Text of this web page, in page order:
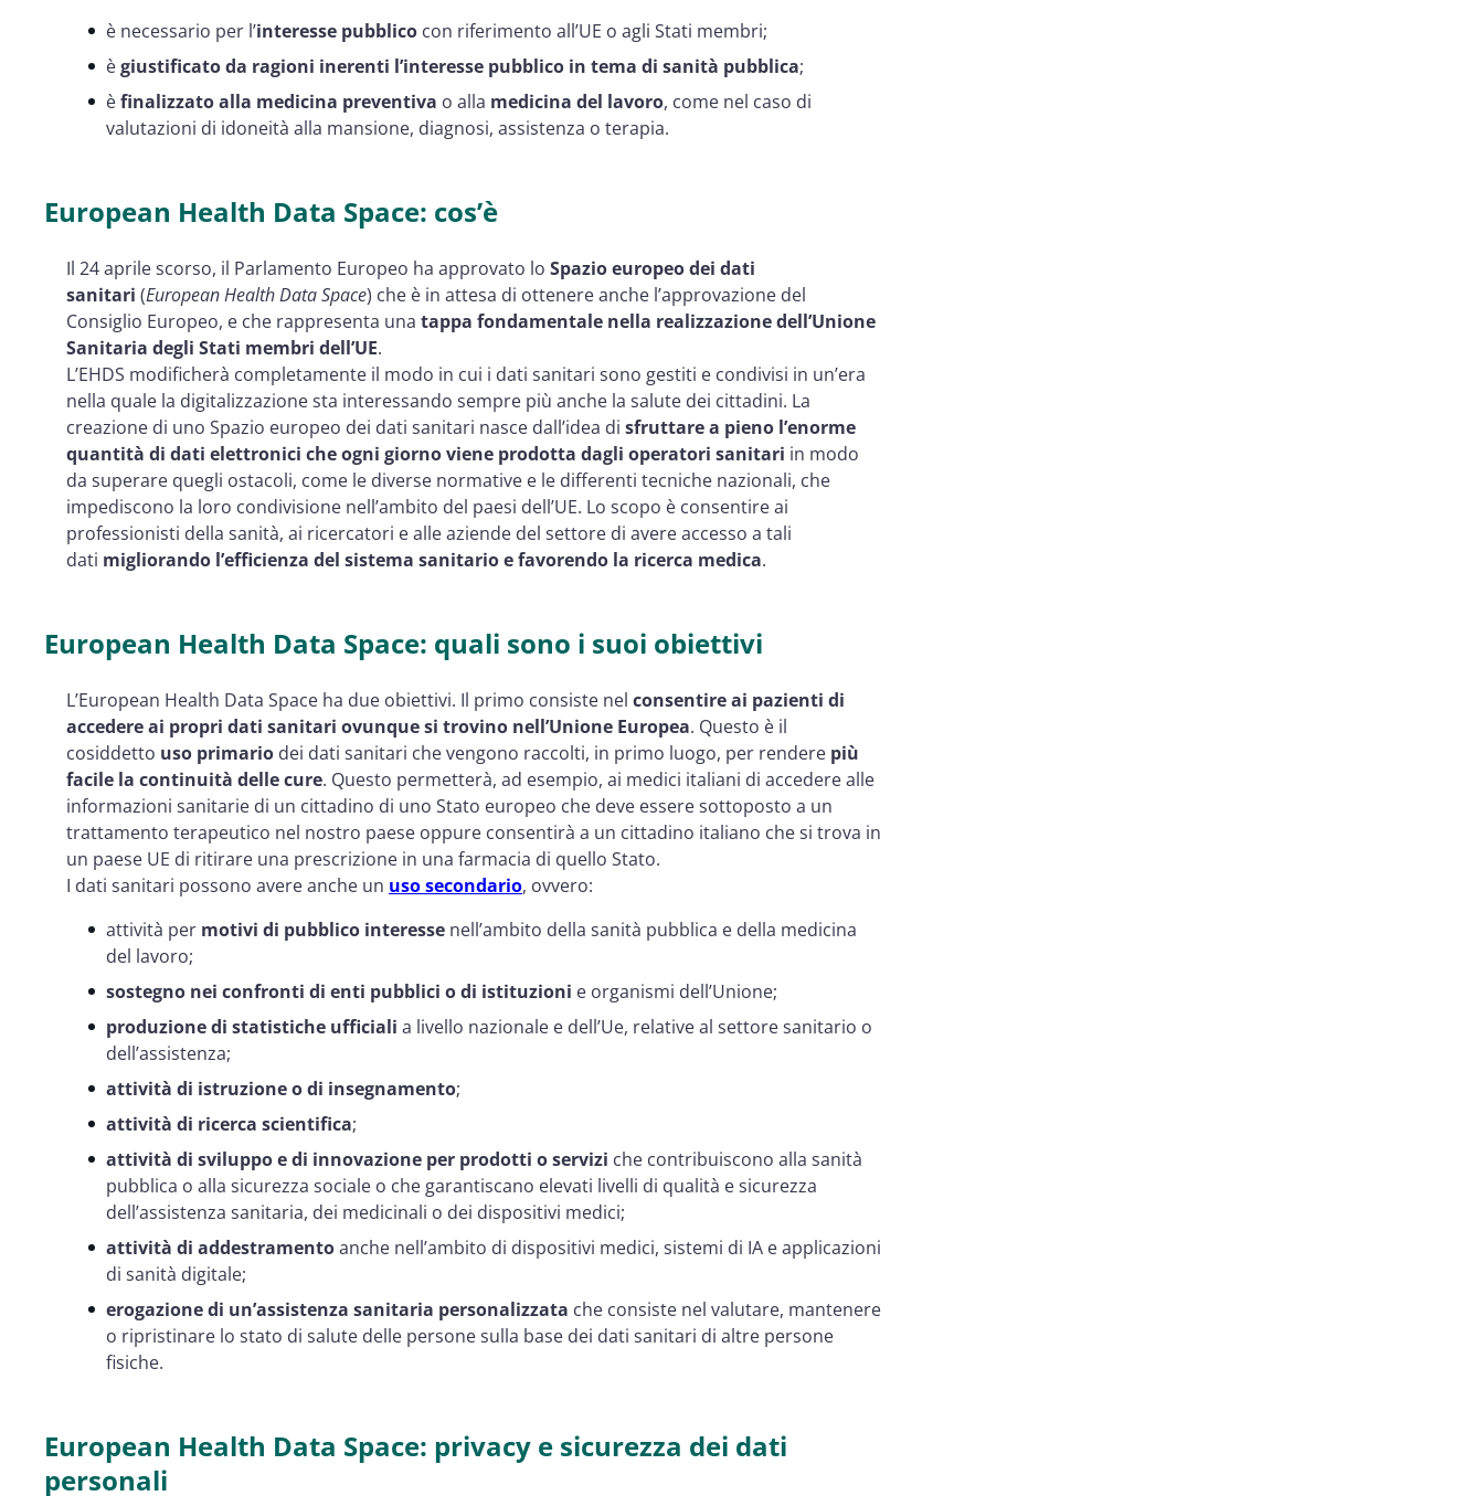
è necessario per l’interesse pubblico con riferimento all’UE o agli Stati membri;
ègiustificato da ragioni inerenti l’interesse pubblico in tema di sanità pubblica;
èfinalizzato alla medicina preventiva o alla medicina del lavoro, come nel caso di
valutazioni di idoneità alla mansione, diagnosi, assistenza o terapia.
European Health Data Space: cos’è
Il 24 aprile scorso, il Parlamento Europeo ha approvato lo Spazio europeo dei dati
sanitari (European Health Data Space) che è in attesa di ottenere anche l’approvazione del
Consiglio Europeo, e che rappresenta una tappa fondamentale nella realizzazione dell’Unione
Sanitaria degli Stati membri dell’UE.
L’EHDS modificherà completamente il modo in cui i dati sanitari sono gestiti e condivisi in un’era
nella quale la digitalizzazione sta interessando sempre più anche la salute dei cittadini. La
creazione di uno Spazio europeo dei dati sanitari nasce dall’idea di sfruttare a pieno l’enorme
quantità di dati elettronici che ogni giorno viene prodotta dagli operatori sanitari in modo
da superare quegli ostacoli, come le diverse normative e le differenti tecniche nazionali, che
impediscono la loro condivisione nell’ambito del paesi dell’UE. Lo scopo è consentire ai
professionisti della sanità, ai ricercatori e alle aziende del settore di avere accesso a tali
dati migliorando l’efficienza del sistema sanitario e favorendo la ricerca medica.
European Health Data Space: quali sono i suoi obiettivi
L’European Health Data Space ha due obiettivi. Il primo consiste nel consentire ai pazienti di
accedere ai propri dati sanitari ovunque si trovino nell’Unione Europea. Questo è il
cosiddetto uso primario dei dati sanitari che vengono raccolti, in primo luogo, per rendere più
facile la continuità delle cure. Questo permetterà, ad esempio, ai medici italiani di accedere alle
informazioni sanitarie di un cittadino di uno Stato europeo che deve essere sottoposto a un
trattamento terapeutico nel nostro paese oppure consentirà a un cittadino italiano che si trova in
un paese UE di ritirare una prescrizione in una farmacia di quello Stato.
I dati sanitari possono avere anche un uso secondario, ovvero:
attività per motivi di pubblico interesse nell’ambito della sanità pubblica e della medicina
del lavoro;
sostegno nei confronti di enti pubblici o di istituzioni e organismi dell’Unione;
produzione di statistiche ufficiali a livello nazionale e dell’Ue, relative al settore sanitario o
dell’assistenza;
attività di istruzione o di insegnamento;
attività di ricerca scientifica;
attività di sviluppo e di innovazione per prodotti o servizi che contribuiscono alla sanità
pubblica o alla sicurezza sociale o che garantiscano elevati livelli di qualità e sicurezza
dell’assistenza sanitaria, dei medicinali o dei dispositivi medici;
attività di addestramentoanche nell’ambito di dispositivi medici, sistemi di IA e applicazioni
di sanità digitale;
erogazione di un’assistenza sanitaria personalizzata che consiste nel valutare, mantenere
o ripristinare lo stato di salute delle persone sulla base dei dati sanitari di altre persone
fisiche.
European Health Data Space: privacy e sicurezza dei dati
personali